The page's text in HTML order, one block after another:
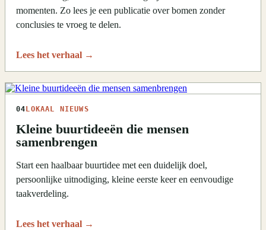
momenten. Zo lees je een publicatie over bomen zonder
conclusies te vroeg te delen.
Lees het verhaal →
04 LOKAAL NIEUWS
Kleine buurtideeën die mensen
samenbrengen
Start een haalbaar buurtidee met een duidelijk doel,
persoonlijke uitnodiging, kleine eerste keer en eenvoudige
taakverdeling.
Lees het verhaal →